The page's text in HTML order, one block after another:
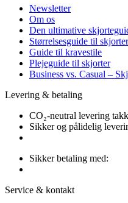
Newsletter
Om os
Den ultimative
Størrelsesguide til skjorter
Guide til kravestile
Plejeguide til skjorter
Business vs. Casual –
Levering & betaling
CO₂-neutral levering
Sikker og pålidelig
Sikker betaling med:
Service & kontakt